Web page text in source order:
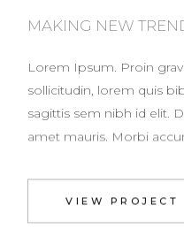
MAKING NEW
Lorem Ipsum. Proin
sollicitudin, lorem quis
sagittis sem nibh id elit.
amet mauris. Morbi
VIEW PROJECT